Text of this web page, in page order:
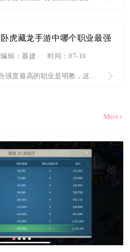
卧虎藏龙手游中哪个职业最强
编辑：聂捷 时间：07-10
More+